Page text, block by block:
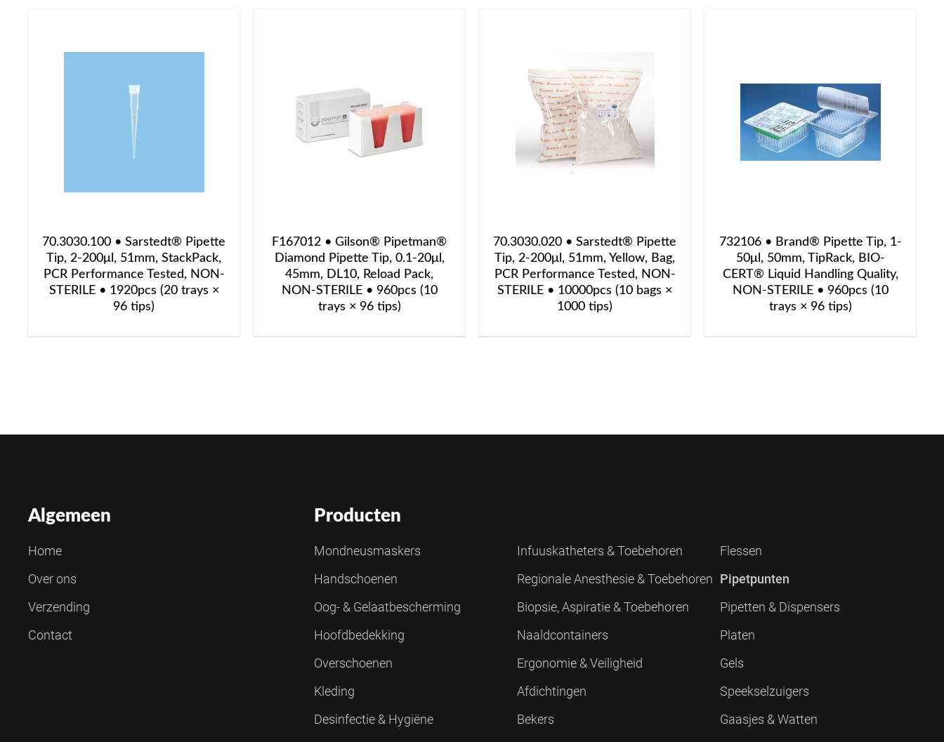
70.3030.100 • Sarstedt® Pipette
Tip, 2-200μl, 51mm, StackPack,
PCR Performance Tested, NON-
STERILE • 1920pcs (20 trays ×
96 tips)
F167012 • Gilson® Pipetman®
Diamond Pipette Tip, 0.1-20μl,
45mm, DL10, Reload Pack,
NON-STERILE • 960pcs (10
trays × 96 tips)
70.3030.020 • Sarstedt® Pipette
Tip, 2-200μl, 51mm, Yellow, Bag,
PCR Performance Tested, NON-
STERILE • 10000pcs (10 bags ×
1000 tips)
732106 • Brand® Pipette Tip, 1-
50μl, 50mm, TipRack, BIO-
CERT® Liquid Handling Quality,
NON-STERILE • 960pcs (10
trays × 96 tips)
Algemeen
Home
Over ons
Verzending
Contact
Producten
Mondneusmaskers
Handschoenen
Oog- & Gelaatbescherming
Hoofdbedekking
Overschoenen
Kleding
Desinfectie & Hygiëne
Infuuskatheters & Toebehoren
Regionale Anesthesie & Toebehoren
Biopsie, Aspiratie & Toebehoren
Naaldcontainers
Ergonomie & Veiligheid
Afdichtingen
Bekers
Flessen
Pipetpunten
Pipetten & Dispensers
Platen
Gels
Speekselzuigers
Gaasjes & Watten